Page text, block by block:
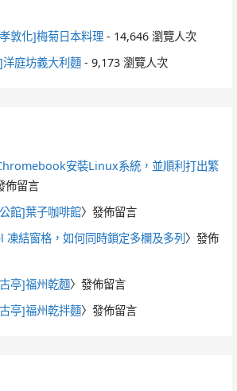
敦化]梅菊日本料理 - 14,646 瀏覽人次
庭坊義大利麵 - 9,173 瀏覽人次
安裝Linux系統，並順利打出繁
佈留言
館]葉子咖啡館〉發佈留言
凍結窗格，如何同時鎖定多欄及多列 〉發佈
亭]福州乾麵〉發佈留言
亭]福州乾拌麵〉發佈留言